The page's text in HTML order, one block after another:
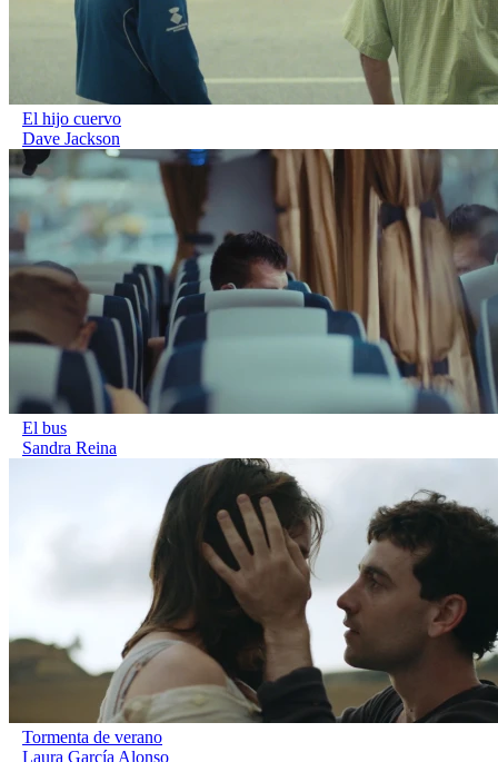
El hijo cuervo
Dave Jackson
El bus
Sandra Reina
Tormenta de verano
Laura García Alonso